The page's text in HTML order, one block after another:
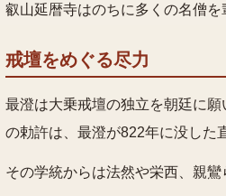
叡山延暦寺はのちに多くの名僧を
戒壇をめぐる尽力
最澄は大乗戒壇の独立を朝廷に
の勅許は、最澄が822年に没した
その学統からは法然や栄西、親鸞